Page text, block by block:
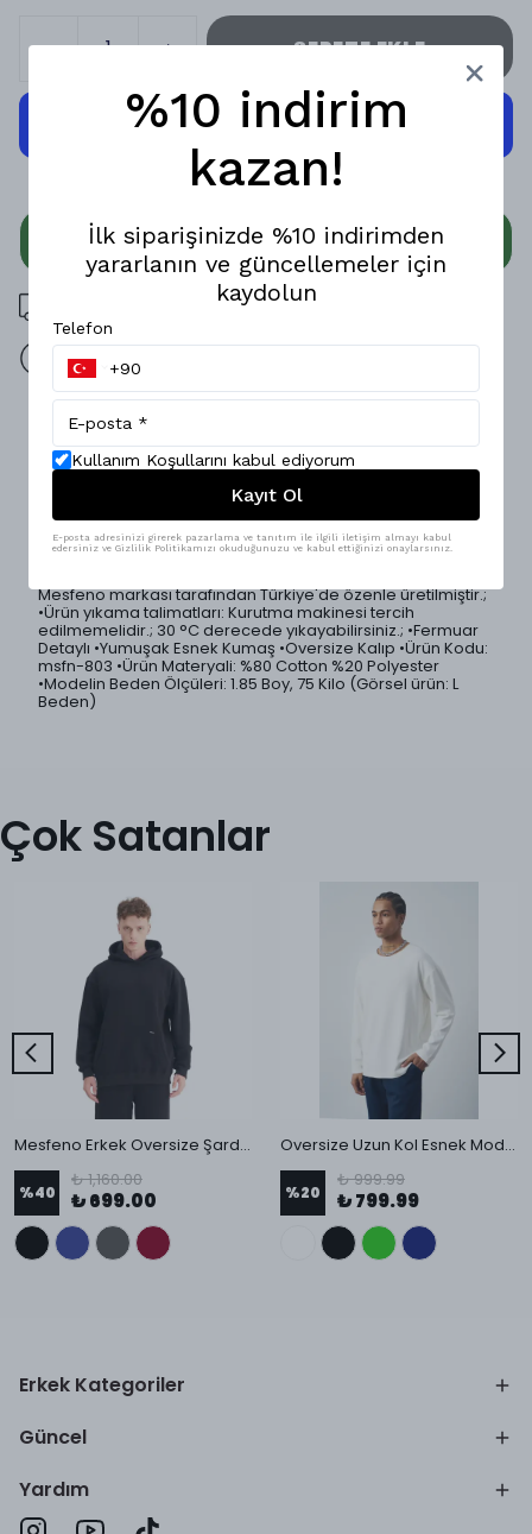
SEPETE EKLE
WHATSAPP
3000 TL üzeri ücretsiz kargo
14 gün içinde iade değişim
Ürün Açıklaması
Minimal tasarımıyla öne çıkan yarım fermuarlı oversize
erkek sweatshirt, yanda yırtmaç detayı ve premium kumaş
dokusuyla konforu ve stili bir arada sunar.; Salaş kesimiyle
özgür bir duruş sağlarken, yumuşak premium kumaşı
sayesinde gün boyu rahat bir kullanım sunar.; 5 farklı renk
seçeneği ile geniş kombin imkanı sunar.; Sokak Modası ve
Mesfeno markası tarafından Türkiye'de özenle üretilmiştir.;
•Ürün yıkama talimatları: Kurutma makinesi tercih
edilmemelidir.; 30 °C derecede yıkayabilirsiniz.; •Fermuar
Detaylı •Yumuşak Esnek Kumaş •Oversize Kalıp •Ürün Kodu:
msfn-803 •Ürün Materyali: %80 Cotton %20 Polyester
•Modelin Beden Ölçüleri: 1.85 Boy, 75 Kilo (Görsel ürün: L
Beden)
Çok Satanlar
Mesfeno Erkek Oversize Şardonlu 3 İplik Kapüşonlu Sweatshirt
%40
₺ 1,160.00
₺ 699.00
Oversize Uzun Kol Esnek Modal Sweatshirt
%20
₺ 999.99
₺ 799.99
Erkek Kategoriler
Güncel
Yardım
%10 indirim
kazan!
İlk siparişinizde %10 indirimden
yararlanın ve güncellemeler için
kaydolun
Telefon
Kullanım Koşullarını kabul ediyorum
Kayıt Ol
E-posta adresinizi girerek pazarlama ve tanıtım ile ilgili iletişim almayı kabul
edersiniz ve Gizlilik Politikamızı okuduğunuzu ve kabul ettiğinizi onaylarsınız.